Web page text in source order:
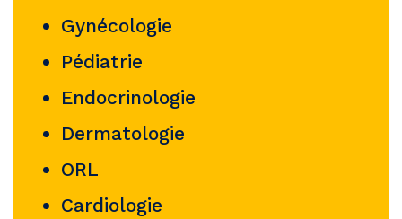
Gynécologie
Pédiatrie
Endocrinologie
Dermatologie
ORL
Cardiologie